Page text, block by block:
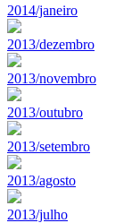
2014/janeiro
2013/dezembro
2013/novembro
2013/outubro
2013/setembro
2013/agosto
2013/julho